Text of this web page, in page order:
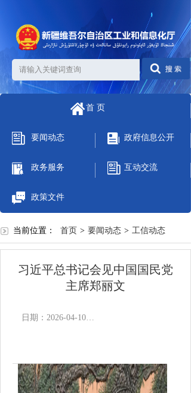
首 页
要闻动态 政府信息公开
政务服务 互动交流
政策文件
当前位置： 首页 > 要闻动态 > 工信动态
习近平总书记会见中国国民党
主席郑丽文